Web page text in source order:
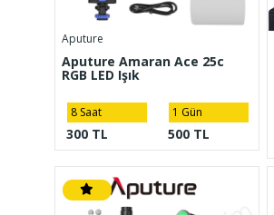
Aputure
Aputure Amaran Ace 25c
RGB LED Işık
8 Saat
300 TL
1 Gün
500 TL